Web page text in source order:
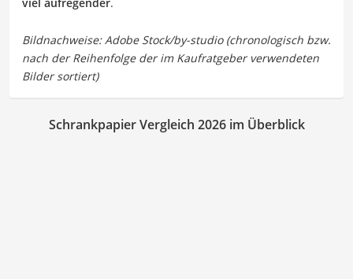
Schrankpapier Vergleich 2026 im Überblick